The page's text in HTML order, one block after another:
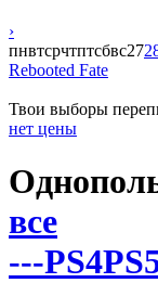
›
пнвтсрчтптсбвс27
Rebooted Fate
Твои выборы
нет цены
все
---PS4